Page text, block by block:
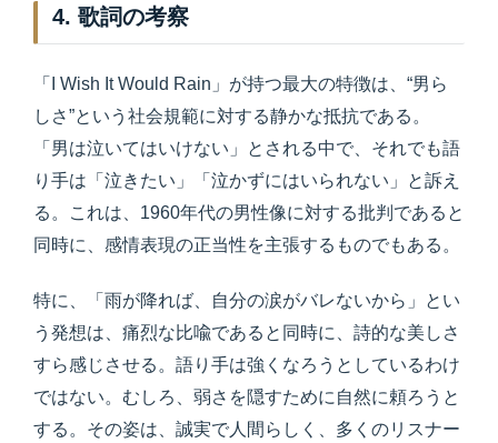
4. 歌詞の考察
「I Wish It Would Rain」が持つ最大の特徴は、“男ら
しさ”という社会規範に対する静かな抵抗である。
「男は泣いてはいけない」とされる中で、それでも語
り手は「泣きたい」「泣かずにはいられない」と訴え
る。これは、1960年代の男性像に対する批判であると
同時に、感情表現の正当性を主張するものでもある。
特に、「雨が降れば、自分の涙がバレないから」とい
う発想は、痛烈な比喩であると同時に、詩的な美しさ
すら感じさせる。語り手は強くなろうとしているわけ
ではない。むしろ、弱さを隠すために自然に頼ろうと
する。その姿は、誠実で人間らしく、多くのリスナー